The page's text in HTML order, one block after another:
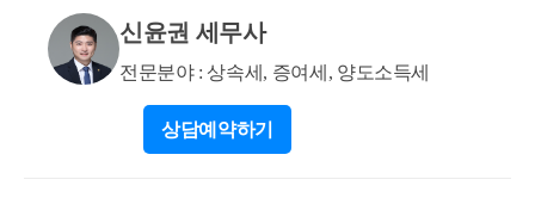
확인을 해보셔야 합니다. (1) 사실혼 배우자 간 혼인 신
고 이전 금융거래내역이 있는 지? (2) 부모님 등으로부
터 다른 증여내역은 없는 지? (3) 예금액, 주식 등을 축
적함에 있어 별도로 소득신고가 되지않은 금액, 증여
등 신고가 되지 않은 금액이 있는 지? (4) 대출을 실행
상환이 이루어졌는 지 추후 소명이 나올 수 있기에 공
동 상환을 진행해나가는 것이 중요합니다. 2. 아직 혼
인신고 전인데 (대출 전 완료예정) 제가 대출한 금액중
남편에게 필요한 금액을 차입금으로 넣어야 할까요?
그럼 증여로 되나요? 취득세도 괜찮을까요? 1번 질문
에서 말씀드린대로 대출은 함께 상환하면 공동 자금으
절반 4,28,500,000원은 남편이 마련하고 나머지는 남편
이 아내에게 증여를 해서 배우자공제 6억원을 이용해
서 작성하시면됩니다 증빙서류는 어떻게 소명해야 할
지 문의드립니다.-->증여계약서및 계좌이체내역 증여
세 신고서로 증빙하시면됩니다 https://blog.naver.com/tot
wm/223716867345 1. 남편(본인) - 예금 : 1억원 - 주식 : 1.
신윤권 세무사
전문분야 : 상속세, 증여세, 양도소득세
상담예약하기